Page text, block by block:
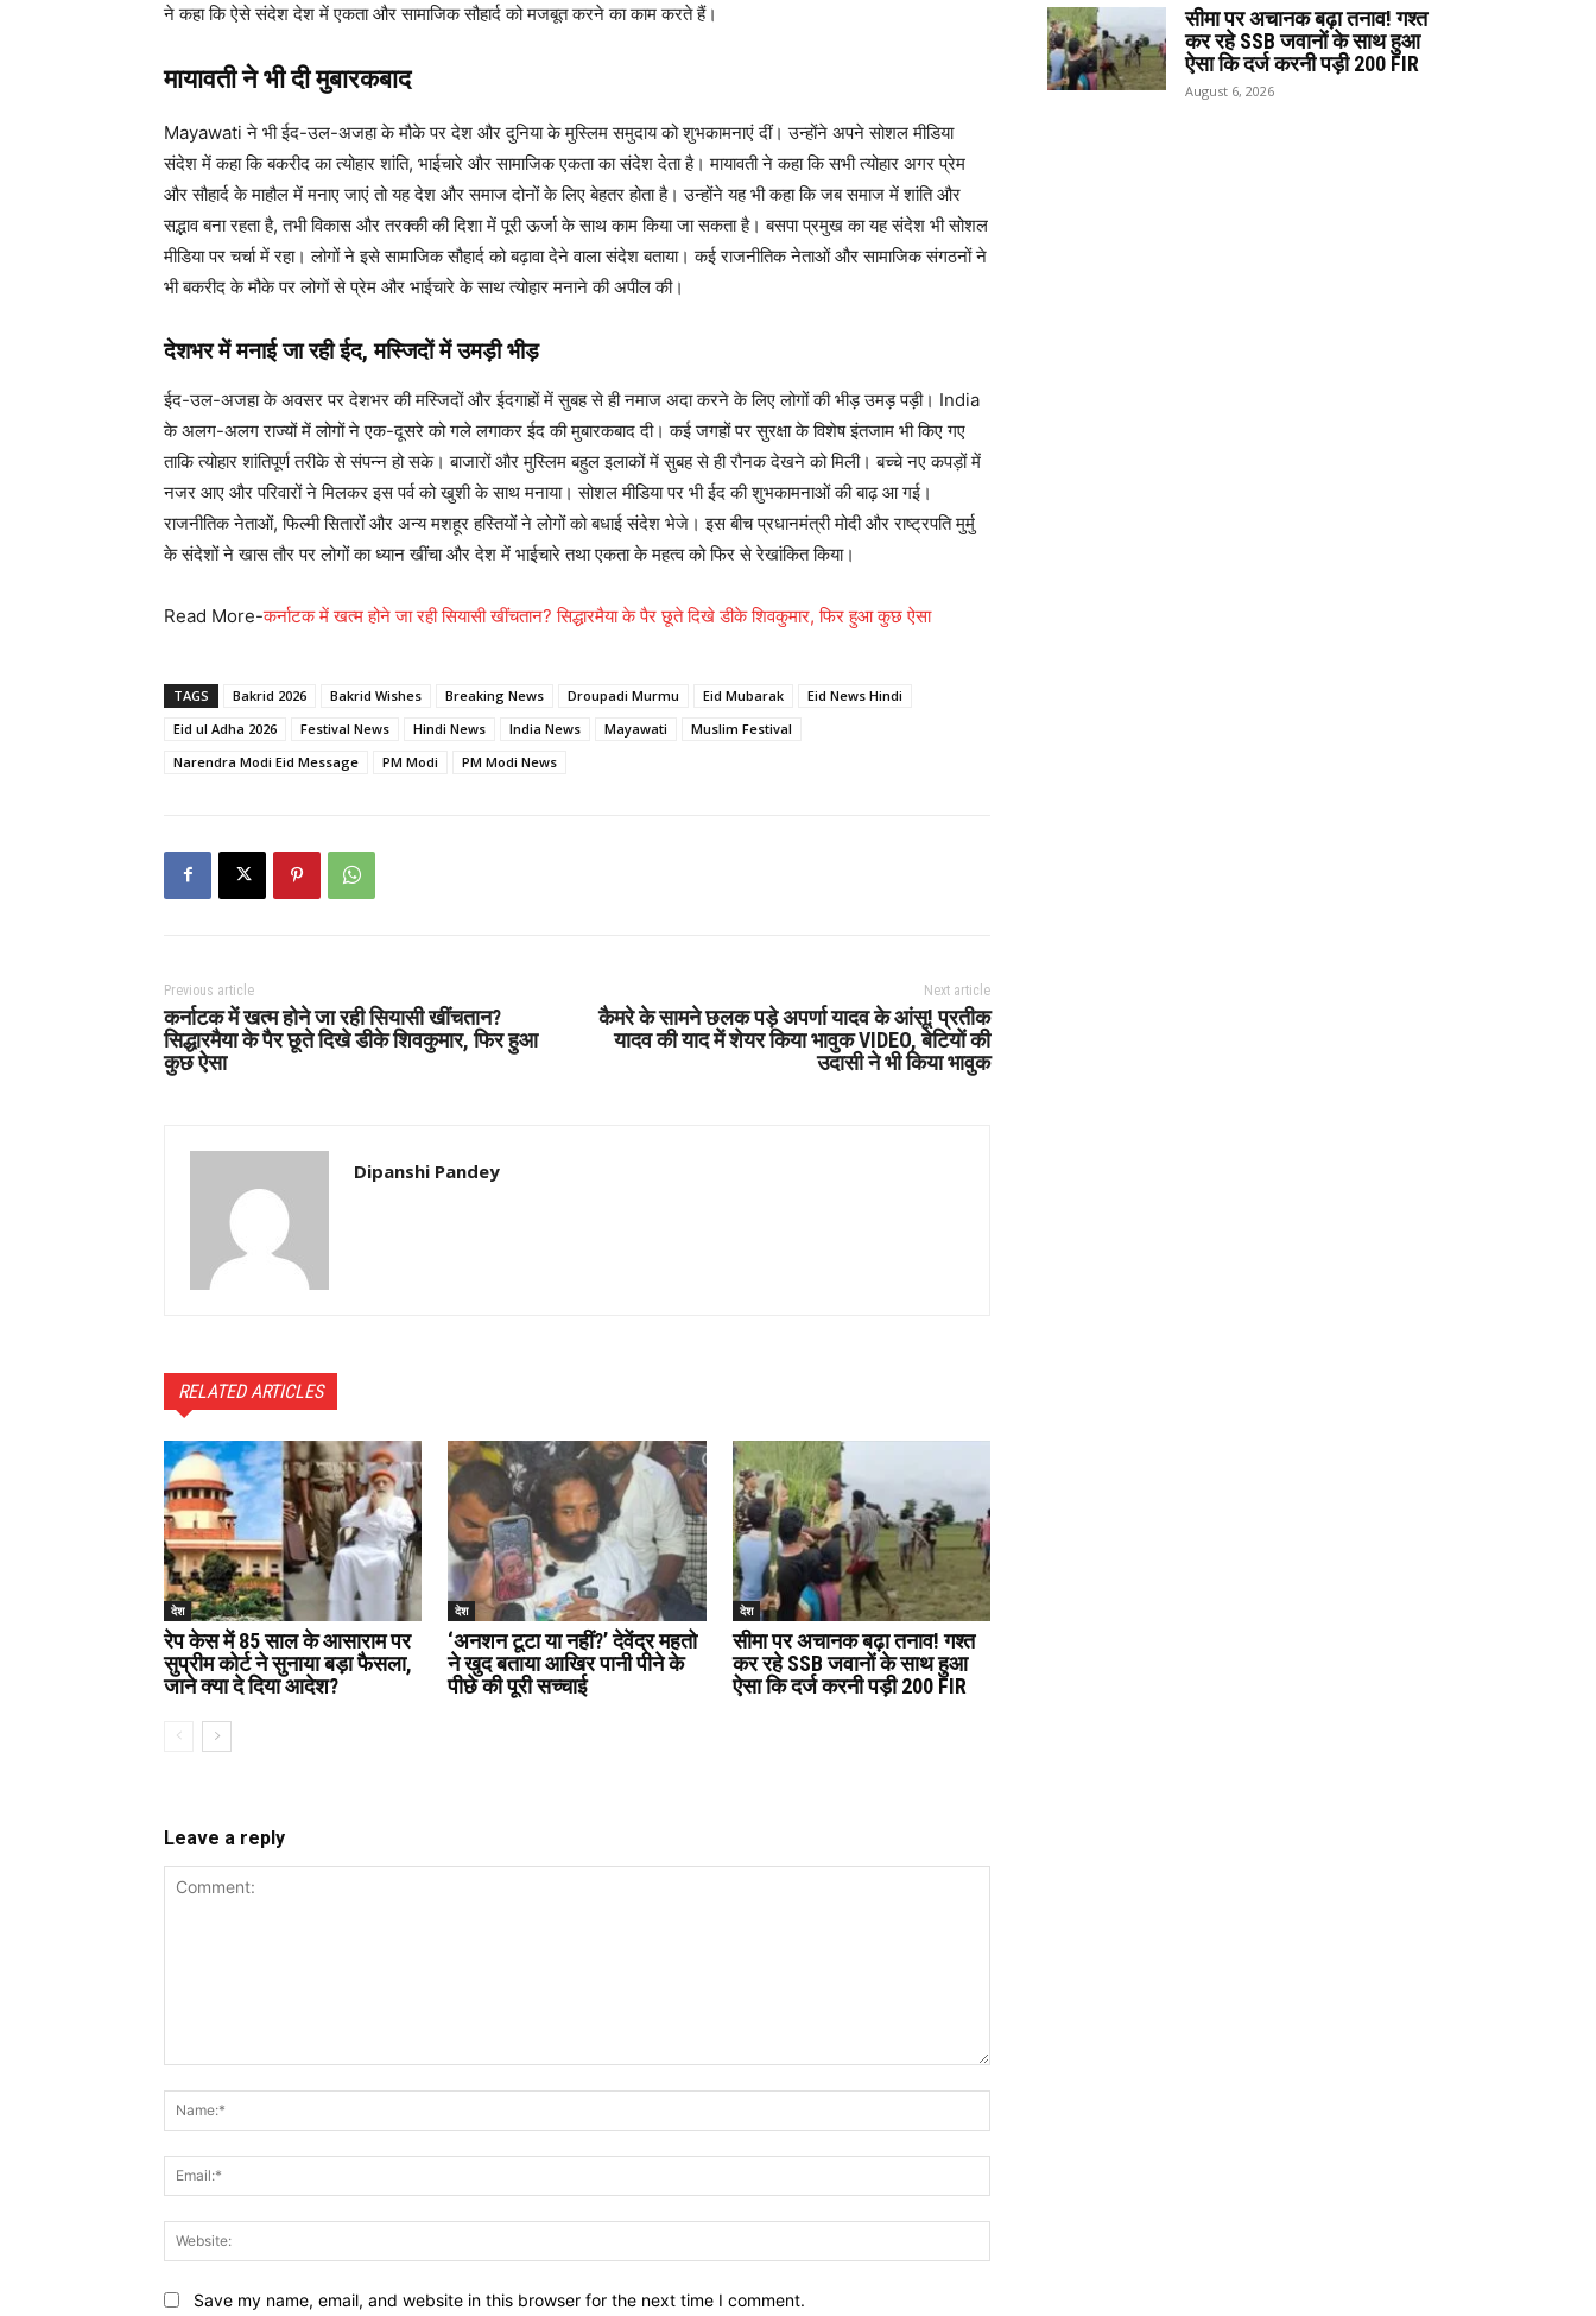
ने कहा कि ऐसे संदेश देश में एकता और सामाजिक सौहार्द को मजबूत करने का काम करते हैं।
मायावती ने भी दी मुबारकबाद
Mayawati ने भी ईद-उल-अजहा के मौके पर देश और दुनिया के मुस्लिम समुदाय को शुभकामनाएं दीं। उन्होंने अपने सोशल मीडिया
संदेश में कहा कि बकरीद का त्योहार शांति, भाईचारे और सामाजिक एकता का संदेश देता है। मायावती ने कहा कि सभी त्योहार अगर प्रेम
और सौहार्द के माहौल में मनाए जाएं तो यह देश और समाज दोनों के लिए बेहतर होता है। उन्होंने यह भी कहा कि जब समाज में शांति और
सद्भाव बना रहता है, तभी विकास और तरक्की की दिशा में पूरी ऊर्जा के साथ काम किया जा सकता है। बसपा प्रमुख का यह संदेश भी सोशल
मीडिया पर चर्चा में रहा। लोगों ने इसे सामाजिक सौहार्द को बढ़ावा देने वाला संदेश बताया। कई राजनीतिक नेताओं और सामाजिक संगठनों ने
भी बकरीद के मौके पर लोगों से प्रेम और भाईचारे के साथ त्योहार मनाने की अपील की।
देशभर में मनाई जा रही ईद, मस्जिदों में उमड़ी भीड़
ईद-उल-अजहा के अवसर पर देशभर की मस्जिदों और ईदगाहों में सुबह से ही नमाज अदा करने के लिए लोगों की भीड़ उमड़ पड़ी। India
के अलग-अलग राज्यों में लोगों ने एक-दूसरे को गले लगाकर ईद की मुबारकबाद दी। कई जगहों पर सुरक्षा के विशेष इंतजाम भी किए गए
ताकि त्योहार शांतिपूर्ण तरीके से संपन्न हो सके। बाजारों और मुस्लिम बहुल इलाकों में सुबह से ही रौनक देखने को मिली। बच्चे नए कपड़ों में
नजर आए और परिवारों ने मिलकर इस पर्व को खुशी के साथ मनाया। सोशल मीडिया पर भी ईद की शुभकामनाओं की बाढ़ आ गई।
राजनीतिक नेताओं, फिल्मी सितारों और अन्य मशहूर हस्तियों ने लोगों को बधाई संदेश भेजे। इस बीच प्रधानमंत्री मोदी और राष्ट्रपति मुर्मु
के संदेशों ने खास तौर पर लोगों का ध्यान खींचा और देश में भाईचारे तथा एकता के महत्व को फिर से रेखांकित किया।
Read More-कर्नाटक में खत्म होने जा रही सियासी खींचतान? सिद्धारमैया के पैर छूते दिखे डीके शिवकुमार, फिर हुआ कुछ ऐसा
TAGS Bakrid 2026 Bakrid Wishes Breaking News Droupadi Murmu Eid Mubarak
Eid News Hindi
Eid ul Adha 2026
Festival News Hindi News India News Mayawati
Muslim Festival
Narendra Modi Eid Message
PM Modi PM Modi News
Previous article
कर्नाटक में खत्म होने जा रही सियासी खींचतान?
सिद्धारमैया के पैर छूते दिखे डीके शिवकुमार, फिर हुआ
कुछ ऐसा
Next article
कैमरे के सामने छलक पड़े अपर्णा यादव के आंसू! प्रतीक
यादव की याद में शेयर किया भावुक VIDEO, बेटियों की
उदासी ने भी किया भावुक
Dipanshi Pandey
RELATED ARTICLES
देश
रेप केस में 85 साल के आसाराम पर
सुप्रीम कोर्ट ने सुनाया बड़ा फैसला,
जाने क्या दे दिया आदेश?
देश
‘अनशन टूटा या नहीं?’ देवेंद्र महतो
ने खुद बताया आखिर पानी पीने के
पीछे की पूरी सच्चाई
देश
सीमा पर अचानक बढ़ा तनाव! गश्त
कर रहे SSB जवानों के साथ हुआ
ऐसा कि दर्ज करनी पड़ी 200 FIR
Leave a reply
Save my name, email, and website in this browser for the next time I comment.
सीमा पर अचानक बढ़ा तनाव! गश्त
कर रहे SSB जवानों के साथ हुआ
ऐसा कि दर्ज करनी पड़ी 200 FIR
August 6, 2026